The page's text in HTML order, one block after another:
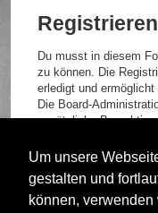
Um unsere
gestalten und
können,
Registrieren
Du musst in diesem
zu können. Die
erledigt und
Die Board-
zusätzliche
du dich registrierst.
Forenregeln, wenn du